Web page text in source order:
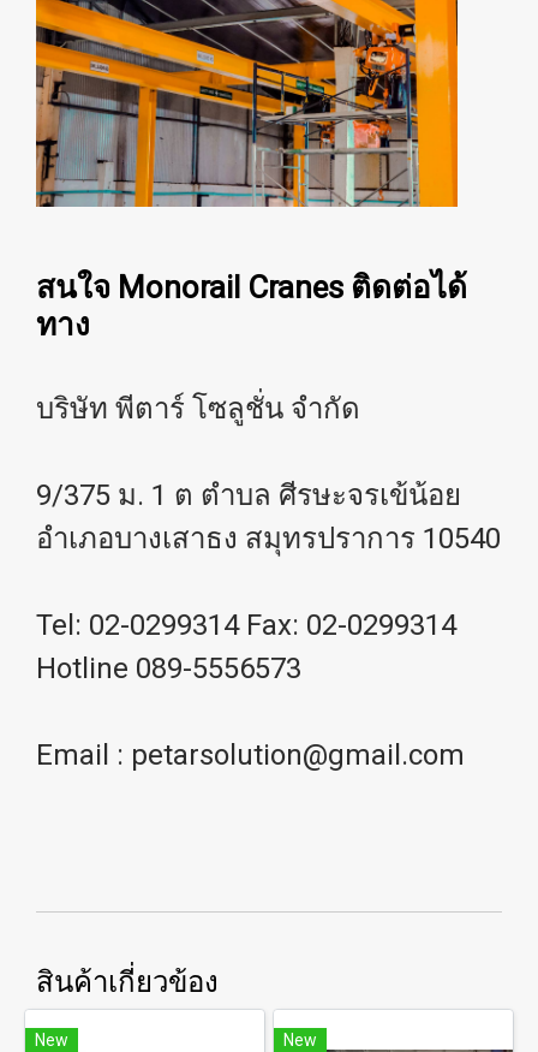
สนใจ Monorail Cranes ติดต่อได้
ทาง
บริษัท พีตาร์ โซลูชั่น จำกัด
9/375 ม. 1 ต ตำบล ศีรษะจรเข้น้อย
อำเภอบางเสาธง สมุทรปราการ 10540
Tel: 02-0299314 Fax: 02-0299314
Hotline 089-5556573
Email : petarsolution@gmail.com
สินค้าเกี่ยวข้อง
New New